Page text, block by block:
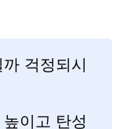
걱정되시
이고 탄성